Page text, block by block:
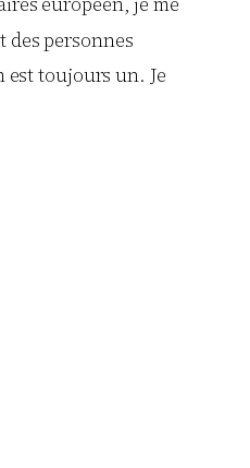
des personnes
est toujours un. Je